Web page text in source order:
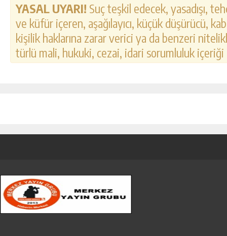
YASAL UYARI! Suç teşkil edecek, yasadışı,
ve küfür içeren, aşağılayıcı, küçük düşürücü,
kişilik haklarına zarar verici ya da benzeri
türlü mali, hukuki, cezai, idari sorumluluk